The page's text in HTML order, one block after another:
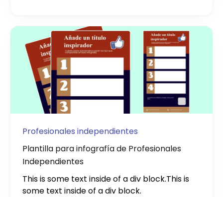
Profesionales independientes
Plantilla para infografía de Profesionales
Independientes
This is some text inside of a div block.This is
some text inside of a div block.